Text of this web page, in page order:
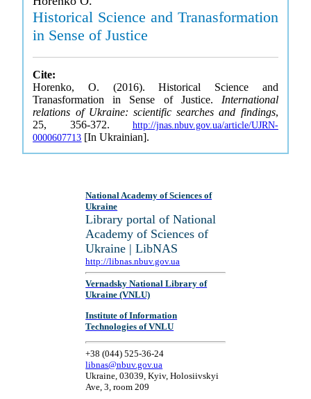
Historical Science and Tranasformation
in Sense of Justice
Cite:
Horenko, O. (2016). Historical Science and
Tranasformation in Sense of Justice. International
relations of Ukraine: scientific searches and findings,
25, 356-372. http://jnas.nbuv.gov.ua/article/UJRN-
0000607713 [In Ukrainian].
National Academy of Sciences of
Ukraine
Library portal of National
Academy of Sciences of
Ukraine | LibNAS
http://libnas.nbuv.gov.ua
Vernadsky National Library of
Ukraine (VNLU)
Institute of Information
Technologies of VNLU
+38 (044) 525-36-24
libnas@nbuv.gov.ua
Ukraine, 03039, Kyiv, Holosiivskyi
Ave, 3, room 209